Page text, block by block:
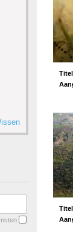
Titel
Titel